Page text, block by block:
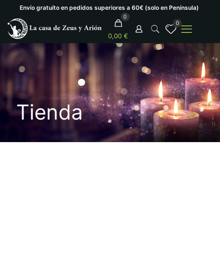
Envío gratuíto en pedidos superiores a 60€ (solo en Península)
0
0,00 €
0
Tienda